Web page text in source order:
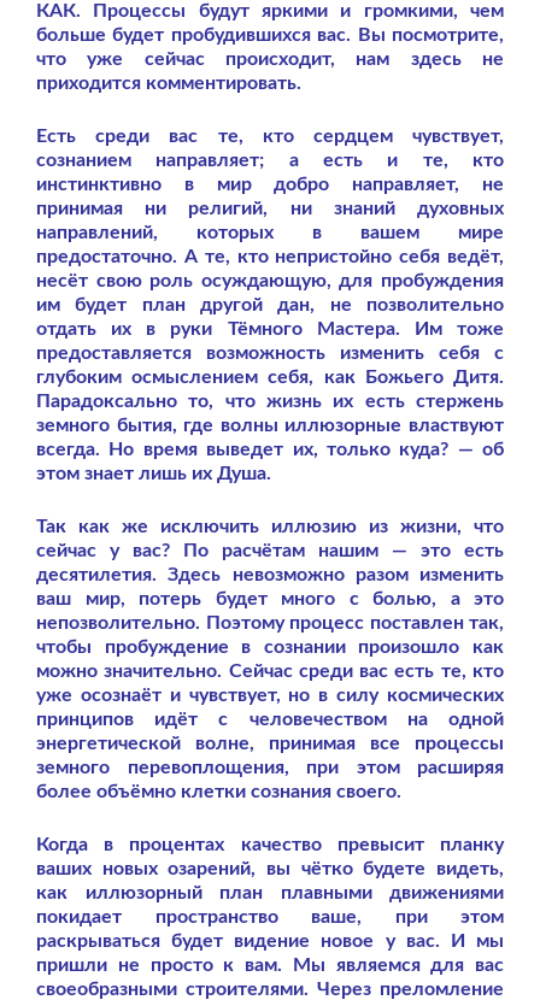
КАК. Процессы будут яркими и громкими, чем
больше будет пробудившихся вас. Вы посмотрите,
что уже сейчас происходит, нам здесь не
приходится комментировать.
Есть среди вас те, кто сердцем чувствует,
сознанием направляет; а есть и те, кто
инстинктивно в мир добро направляет, не
принимая ни религий, ни знаний духовных
направлений, которых в вашем мире
предостаточно. А те, кто непристойно себя ведёт,
несёт свою роль осуждающую, для пробуждения
им будет план другой дан, не позволительно
отдать их в руки Тёмного Мастера. Им тоже
предоставляется возможность изменить себя с
глубоким осмыслением себя, как Божьего Дитя.
Парадоксально то, что жизнь их есть стержень
земного бытия, где волны иллюзорные властвуют
всегда. Но время выведет их, только куда? — об
этом знает лишь их Душа.
Так как же исключить иллюзию из жизни, что
сейчас у вас? По расчётам нашим — это есть
десятилетия. Здесь невозможно разом изменить
ваш мир, потерь будет много с болью, а это
непозволительно. Поэтому процесс поставлен так,
чтобы пробуждение в сознании произошло как
можно значительно. Сейчас среди вас есть те, кто
уже осознаёт и чувствует, но в силу космических
принципов идёт с человечеством на одной
энергетической волне, принимая все процессы
земного перевоплощения, при этом расширяя
более объёмно клетки сознания своего.
Когда в процентах качество превысит планку
ваших новых озарений, вы чётко будете видеть,
как иллюзорный план плавными движениями
покидает пространство ваше, при этом
раскрываться будет видение новое у вас. И мы
пришли не просто к вам. Мы являемся для вас
своеобразными строителями. Через преломление